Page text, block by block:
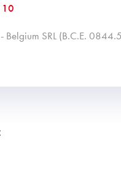
Belgium SRL (B.C.E.